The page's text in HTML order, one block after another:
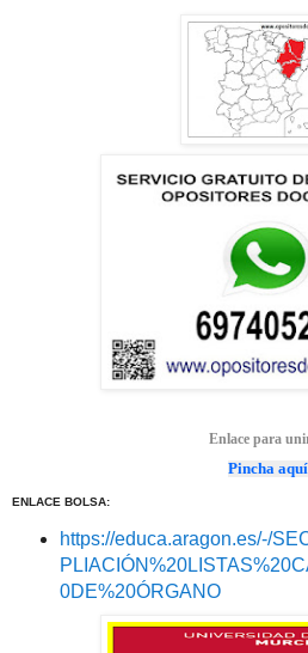
Enlace para
Pincha aquí
ENLACE BOLSA:
https://educa.aragon.es/-/
0DE%20ÓRGANO